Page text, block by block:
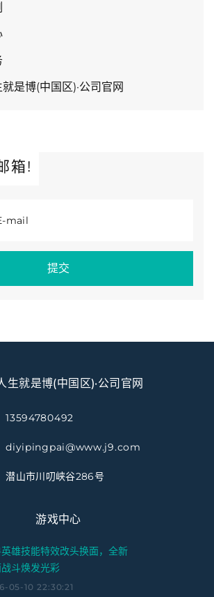
是博(中国区)·公司官网
箱!
mail
提交
生就是博(中国区)·公司官网
13594780492
diyipingpai@www.j9.com
潜山市川叨峡谷286号
游戏中心
雄技能特效改头换面，全新
斗焕发光彩
05-10 22:30:21